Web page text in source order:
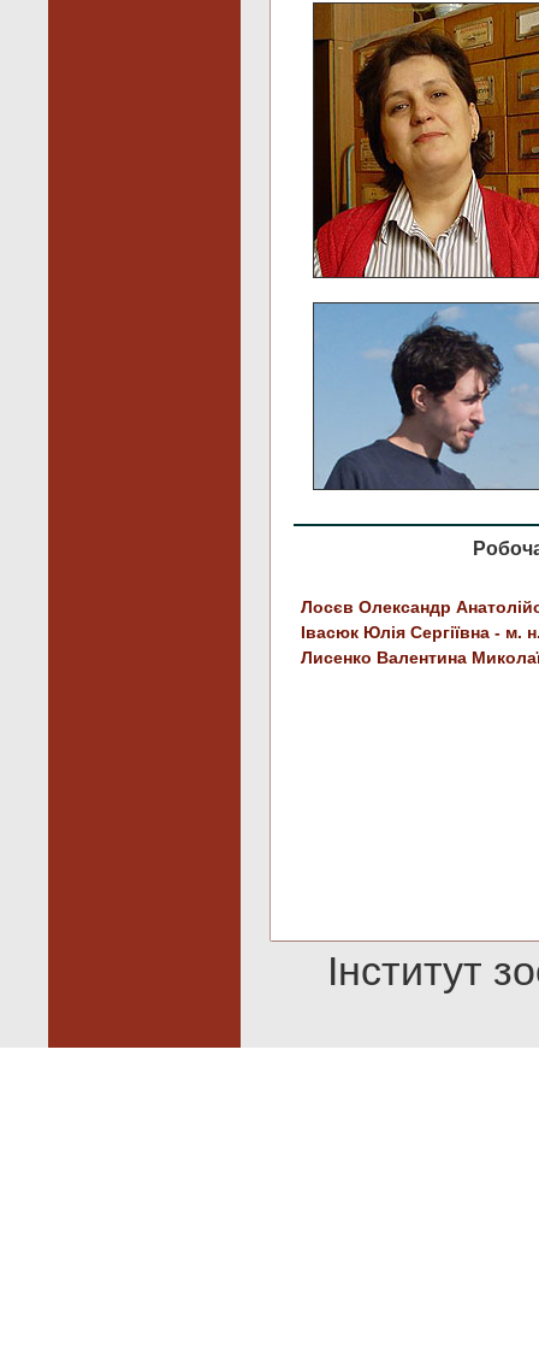
Лосєв Олександр
Івасюк Юлія Сергіївна - м.
Лисенко Валентина
Інститут